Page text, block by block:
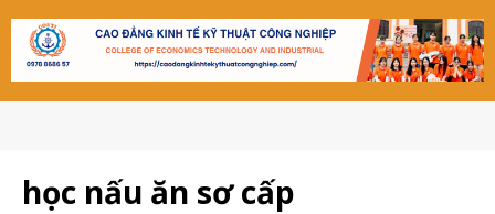
học nấu ăn sơ cấp